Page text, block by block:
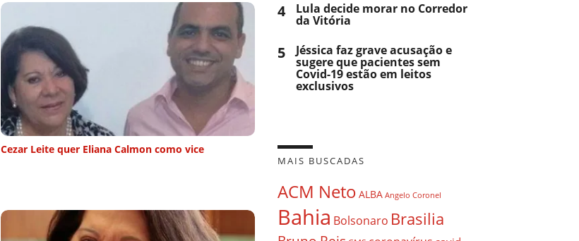
Cezar Leite quer Eliana Calmon como vice
4 Lula decide morar no Corredor
da Vitória
5 Jéssica faz grave acusação e
sugere que pacientes sem
Covid-19 estão em leitos
exclusivos
MAIS BUSCADAS
ACM Neto ALBA Angelo Coronel
Bahia Bolsonaro Brasilia